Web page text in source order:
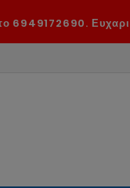
6949172690.